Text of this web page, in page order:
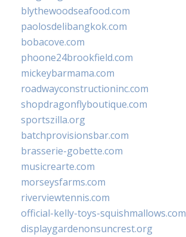
blythewoodseafood.com
paolosdelibangkok.com
bobacove.com
phoone24brookfield.com
mickeybarmama.com
roadwayconstructioninc.com
shopdragonflyboutique.com
sportszilla.org
batchprovisionsbar.com
brasserie-gobette.com
musicrearte.com
morseysfarms.com
riverviewtennis.com
official-kelly-toys-squishmallows.com
displaygardenonsuncrest.org